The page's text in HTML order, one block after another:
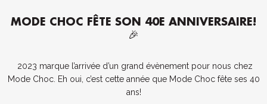
MODE CHOC FÊTE SON 40E ANNIVERSAIRE!
🎉
2023 marque l’arrivée d’un grand évènement pour nous chez
Mode Choc. Eh oui, c’est cette année que Mode Choc fête ses 40
ans!